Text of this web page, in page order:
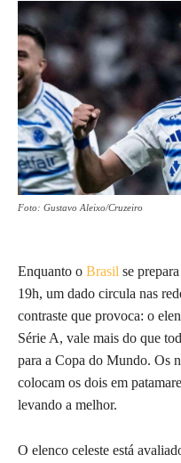
Foto: Gustavo Aleixo/Cruzeiro
Enquanto o Brasil se
19h, um dado circula nas
contraste que provoca: o
Série A, vale mais do que
para a Copa do Mundo. Os
colocam os dois em
levando a melhor.
O elenco celeste está